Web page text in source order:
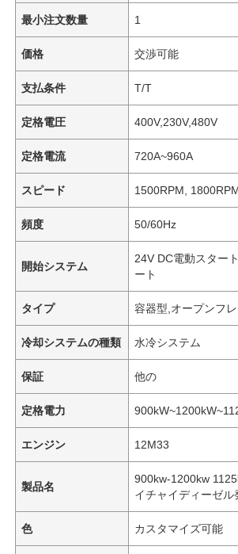
最小注文数量 1
価格 交渉可能
支払条件 T/T
定格電圧 400V,230V,480V
定格電流 720A~960A
スピード 1500RPM,
頻度 50/60Hz
開始システム
24V DC電動スター
ート
タイプ 容器型,オープンフ
冷却システムの種類 水冷システム
保証 他の
定格電力
エンジン 12M33
製品名
900kw-1200kw
イチャイディーゼル
色 カスタマイズ可能